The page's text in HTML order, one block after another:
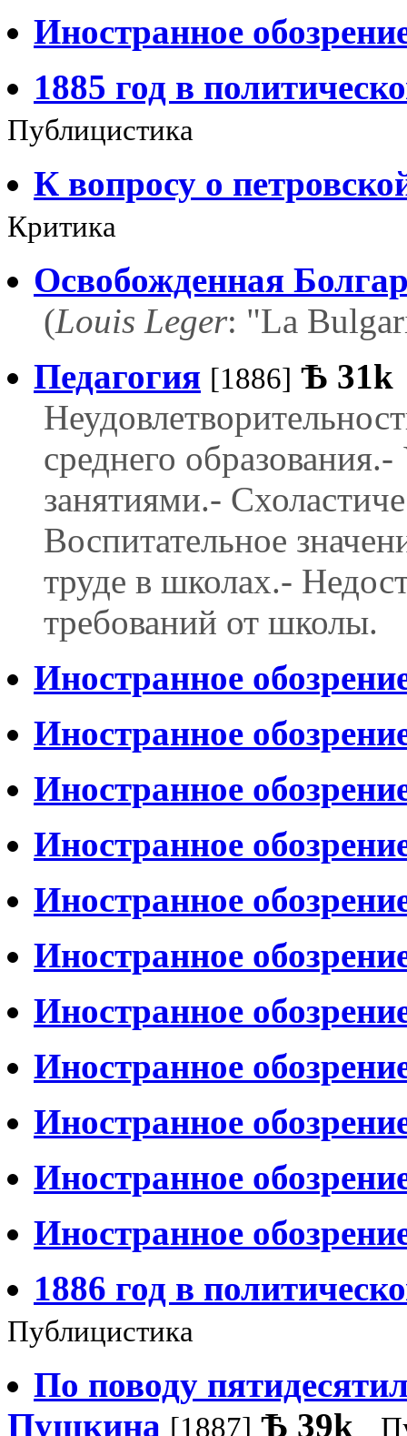
Иностранное
1885 год в
Публицистика
К вопросу о
Критика
Освобожденная
(Louis Leger: "La
Педагогия [1886] Ѣ 31k
среднего
занятиями.-
Воспитательное
труде в школах.-
требований от школы.
Иностранное
Иностранное
Иностранное
Иностранное
Иностранное
Иностранное
Иностранное
Иностранное
Иностранное
Иностранное
Иностранное
1886 год в
Публицистика
По поводу
Пушкина [1887] Ѣ 39k